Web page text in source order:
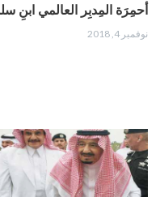
أحمِرَة المِدبِر العالمي ابنِ
نوفمبر 4, 2018